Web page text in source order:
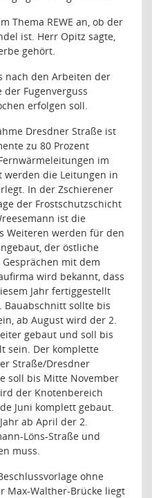
Thema REWE an, ob der
ist. Herr Opitz sagte,
gehört.
nach den Arbeiten der
Fugenverguss
erfolgen soll.
Dresdner Straße ist
zu 80 Prozent
im
werden die Leitungen in
In der Zschierener
der Frostschutzschicht
ist die
Weiteren werden für den
der östliche
mit dem
wird bekannt, dass
Jahr fertiggestellt
Bauabschnitt sollte bis
ab August wird der 2.
gebaut und soll bis
sein. Der komplette
Straße/Dresdner
soll bis Mitte November
der Knotenbereich
Juni komplett gebaut.
ab April der 2.
Löns-Straße und
muss.
ohne
Max-Walther-Brücke liegt